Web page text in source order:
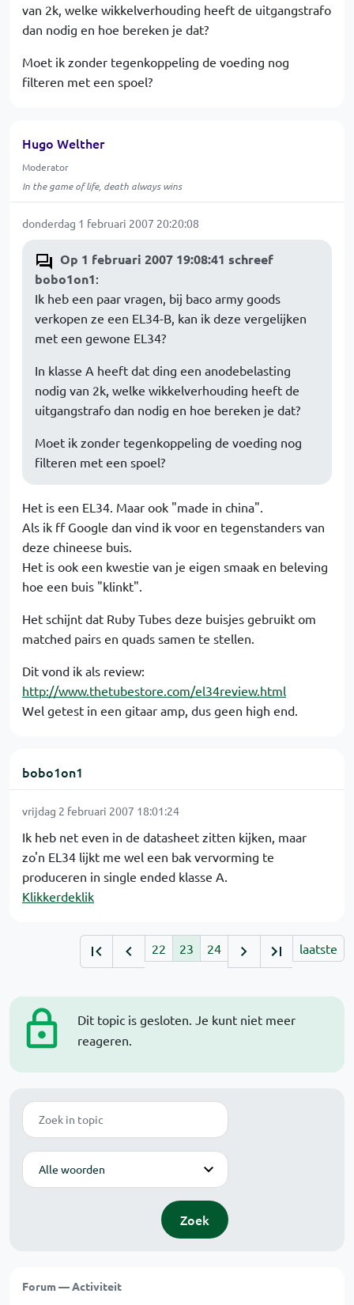
Dit topic is gesloten. Je kunt niet meer
reageren.
Zoek
Modus
Zoek
Forum — Activiteit
van 2k, welke wikkelverhouding heeft de uitgangstrafo
dan nodig en hoe bereken je dat?
Moet ik zonder tegenkoppeling de voeding nog
filteren met een spoel?
Hugo Welther
Moderator
In the game of life, death always wins
donderdag 1 februari 2007 20:20:08
Op 1 februari 2007 19:08:41 schreef
bobo1on1:
Ik heb een paar vragen, bij baco army goods
verkopen ze een EL34-B, kan ik deze vergelijken
met een gewone EL34?
In klasse A heeft dat ding een anodebelasting
nodig van 2k, welke wikkelverhouding heeft de
uitgangstrafo dan nodig en hoe bereken je dat?
Moet ik zonder tegenkoppeling de voeding nog
filteren met een spoel?
Het is een EL34. Maar ook "made in china".
Als ik ff Google dan vind ik voor en tegenstanders van
deze chineese buis.
Het is ook een kwestie van je eigen smaak en beleving
hoe een buis "klinkt".
Het schijnt dat Ruby Tubes deze buisjes gebruikt om
matched pairs en quads samen te stellen.
Dit vond ik als review:
http://www.thetubestore.com/el34review.html
Wel getest in een gitaar amp, dus geen high end.
bobo1on1
vrijdag 2 februari 2007 18:01:24
Ik heb net even in de datasheet zitten kijken, maar
zo'n EL34 lijkt me wel een bak vervorming te
produceren in single ended klasse A.
Klikkerdeklik
22 23 24 laatste